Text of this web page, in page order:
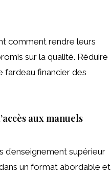
comment rendre leurs
sur la qualité. Réduire
fardeau financier des
aux manuels
supérieur
un format abordable et